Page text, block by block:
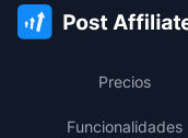
Precios
Funcionalidades